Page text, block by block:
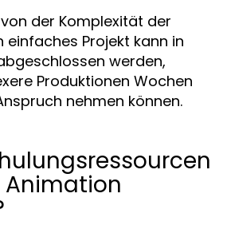
der Komplexität der
einfaches Projekt kann in
werden,
Produktionen Wochen
nehmen können.
Animation